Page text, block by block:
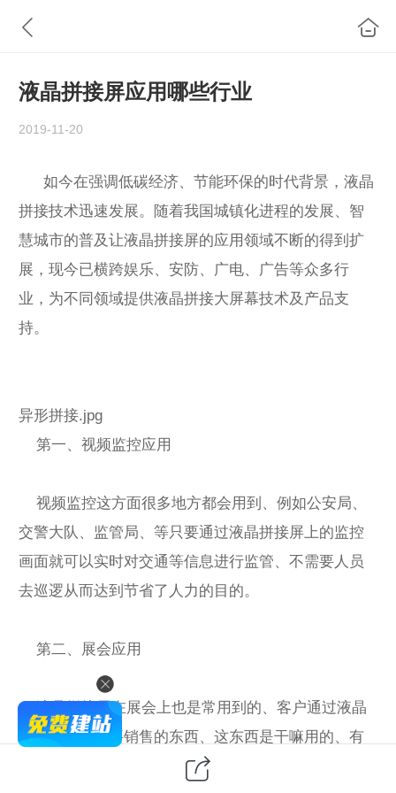
液晶拼接屏应用哪些行业
2019-11-20
如今在强调低碳经济、节能环保的时代背景，液晶
拼接技术迅速发展。随着我国城镇化进程的发展、智
慧城市的普及让液晶拼接屏的应用领域不断的得到扩
展，现今已横跨娱乐、安防、广电、广告等众多行
业，为不同领域提供液晶拼接大屏幕技术及产品支
持。
异形拼接.jpg
第一、视频监控应用
视频监控这方面很多地方都会用到、例如公安局、
交警大队、监管局、等只要通过液晶拼接屏上的监控
画面就可以实时对交通等信息进行监管、不需要人员
去巡逻从而达到节省了人力的目的。
第二、展会应用
液晶拼接屏在展会上也是常用到的、客户通过液晶
拼接屏来展示要销售的东西、这东西是干嘛用的、有
什么好处等信息都可以通过液晶拼接屏来展示出来。